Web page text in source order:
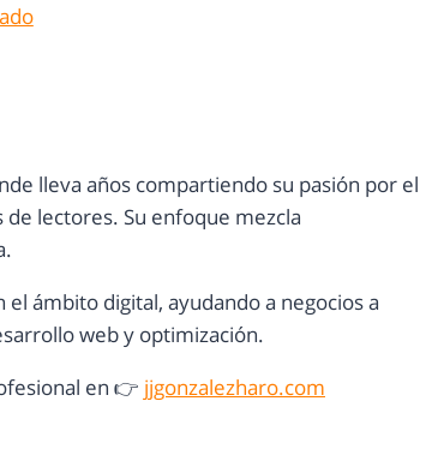
lleva años compartiendo su pasión por el
lectores. Su enfoque mezcla
ámbito digital, ayudando a negocios a
web y optimización.
en 👉 jjgonzalezharo.com